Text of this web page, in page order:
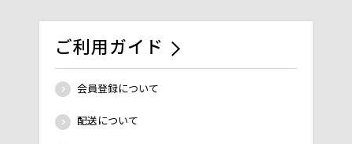
ご利用ガイド
会員登録について
配送について